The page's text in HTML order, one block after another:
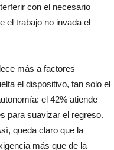
con el necesario
el trabajo no invada el
más a factores
el dispositivo, tan solo el
el 42% atiende
para suavizar el regreso.
queda claro que la
más que de la